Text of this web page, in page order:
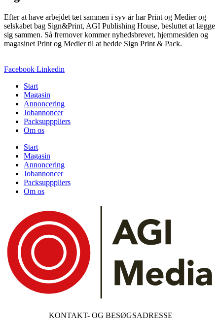
Efter at have arbejdet tæt sammen i syv år har Print og Medier og
selskabet bag Sign&Print, AGI Publishing House, besluttet at lægge
sig sammen. Så fremover kommer nyhedsbrevet, hjemmesiden og
magasinet Print og Medier til at hedde Sign Print & Pack.
Facebook Linkedin
Start
Magasin
Annoncering
Jobannoncer
Packsupppliers
Om os
Start
Magasin
Annoncering
Jobannoncer
Packsupppliers
Om os
KONTAKT- OG BESØGSADRESSE